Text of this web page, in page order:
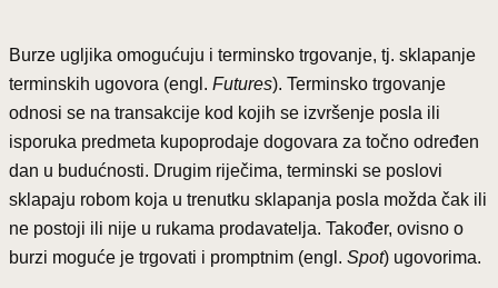
Burze ugljika omogućuju i terminsko trgovanje, tj. sklapanje
terminskih ugovora (engl. Futures). Terminsko trgovanje
odnosi se na transakcije kod kojih se izvršenje posla ili
isporuka predmeta kupoprodaje dogovara za točno određen
dan u budućnosti. Drugim riječima, terminski se poslovi
sklapaju robom koja u trenutku sklapanja posla možda čak ili
ne postoji ili nije u rukama prodavatelja. Također, ovisno o
burzi moguće je trgovati i promptnim (engl. Spot) ugovorima.